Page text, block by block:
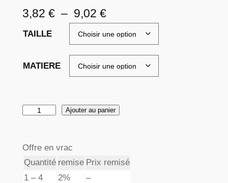
3,82 € – 9,02 €P
l
a
g
d
e
TAILLE
MATIERE
n
Ajouter au panier
Offre en vrac
Quantité remise Prix remisé
1 – 4
2%
–